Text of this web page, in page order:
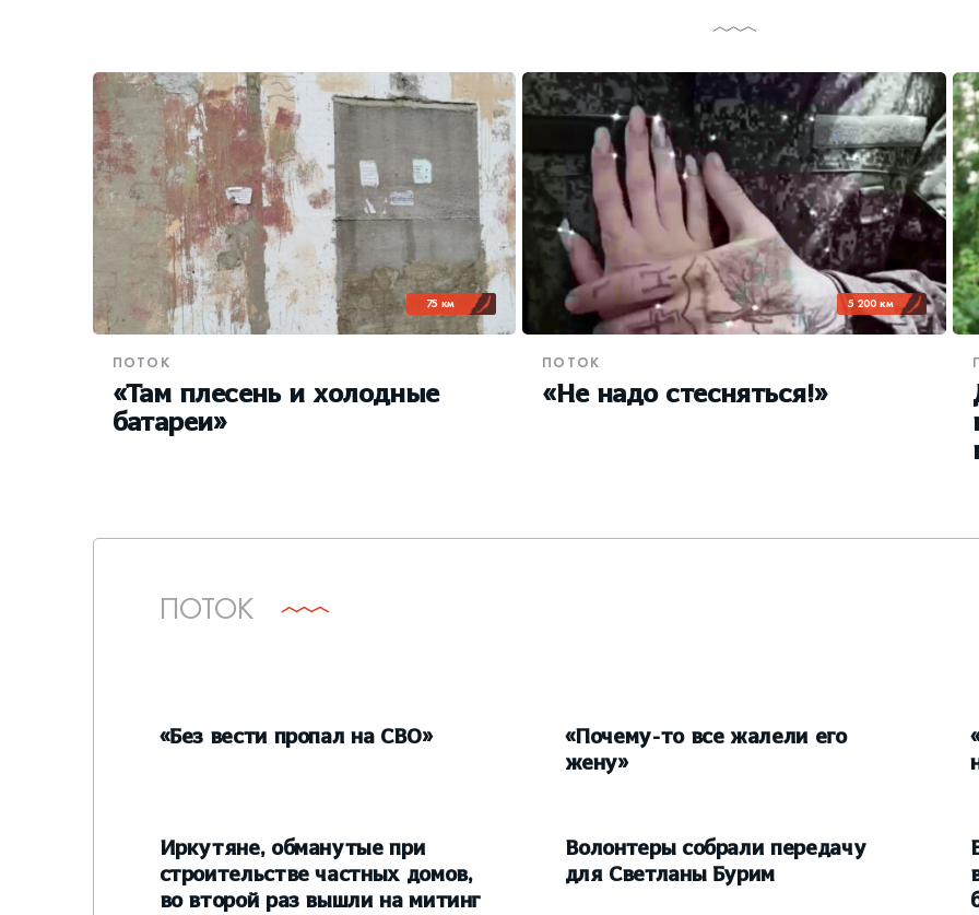
75 км
ПОТОК
«Там плесень и холодные
батареи»
5 200 км
ПОТОК
«Не надо стесняться!»
ПОТОК
«Без вести пропал на СВО»
«Почему-то все жалели его
жену»
Иркутяне, обманутые при
строительстве частных домов,
во второй раз вышли на митинг
Волонтеры собрали передачу
для Светланы Бурим